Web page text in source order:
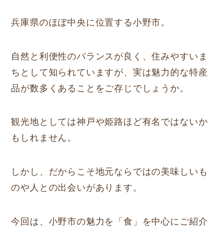
兵庫県のほぼ中央に位置する小野市。
自然と利便性のバランスが良く、住みやすいま
ちとして知られていますが、実は魅力的な特産
品が数多くあることをご存じでしょうか。
観光地としては神戸や姫路ほど有名ではないか
もしれません。
しかし、だからこそ地元ならではの美味しいも
のや人との出会いがあります。
今回は、小野市の魅力を「食」を中心にご紹介